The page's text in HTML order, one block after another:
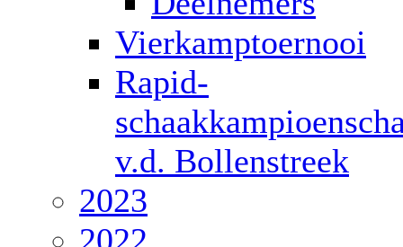
Vierkamptoernooi
Rapid-
v.d. Bollenstreek
2023